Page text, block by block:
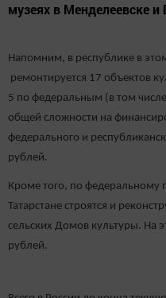
музеях в Менделеевске и
Напомним, в республике в
ремонтируется 17 объектов
5 по федеральным (в том
общей сложности на
федерального и
рублей.
Кроме того, по федеральному
Татарстане строятся и
сельских Домов культуры. На
рублей.